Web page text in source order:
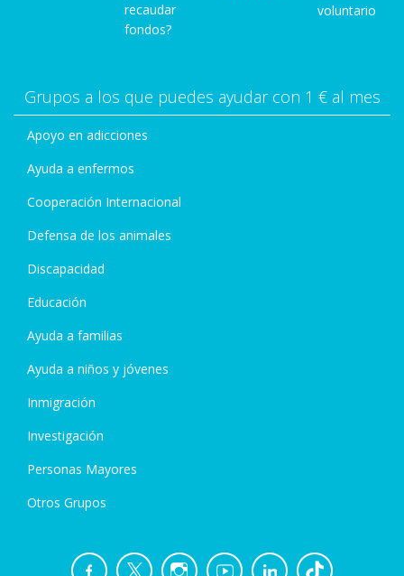
recaudar
fondos?
voluntario
Grupos a los que puedes ayudar con 1 € al mes
Apoyo en adicciones
Ayuda a enfermos
Cooperación Internacional
Defensa de los animales
Discapacidad
Educación
Ayuda a familias
Ayuda a niños y jóvenes
Inmigración
Investigación
Personas Mayores
Otros Grupos